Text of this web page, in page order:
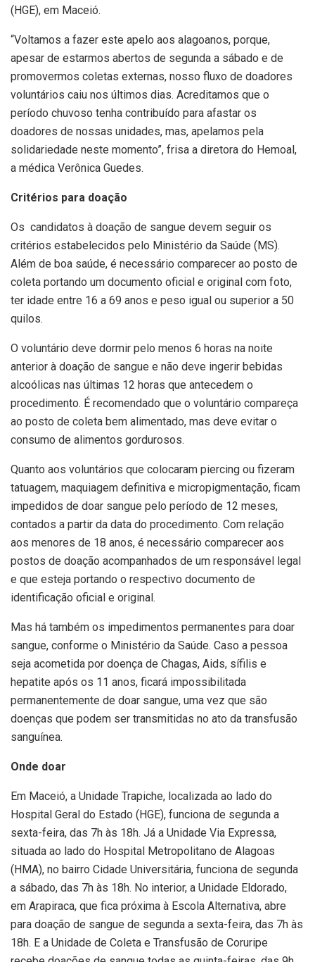
(HGE), em Maceió.
“Voltamos a fazer este apelo aos alagoanos, porque,
apesar de estarmos abertos de segunda a sábado e de
promovermos coletas externas, nosso fluxo de doadores
voluntários caiu nos últimos dias. Acreditamos que o
período chuvoso tenha contribuído para afastar os
doadores de nossas unidades, mas, apelamos pela
solidariedade neste momento”, frisa a diretora do Hemoal,
a médica Verônica Guedes.
Critérios para doação
Os candidatos à doação de sangue devem seguir os
critérios estabelecidos pelo Ministério da Saúde (MS).
Além de boa saúde, é necessário comparecer ao posto de
coleta portando um documento oficial e original com foto,
ter idade entre 16 a 69 anos e peso igual ou superior a 50
quilos.
O voluntário deve dormir pelo menos 6 horas na noite
anterior à doação de sangue e não deve ingerir bebidas
alcoólicas nas últimas 12 horas que antecedem o
procedimento. É recomendado que o voluntário compareça
ao posto de coleta bem alimentado, mas deve evitar o
consumo de alimentos gordurosos.
Quanto aos voluntários que colocaram piercing ou fizeram
tatuagem, maquiagem definitiva e micropigmentação, ficam
impedidos de doar sangue pelo período de 12 meses,
contados a partir da data do procedimento. Com relação
aos menores de 18 anos, é necessário comparecer aos
postos de doação acompanhados de um responsável legal
e que esteja portando o respectivo documento de
identificação oficial e original.
Mas há também os impedimentos permanentes para doar
sangue, conforme o Ministério da Saúde. Caso a pessoa
seja acometida por doença de Chagas, Aids, sífilis e
hepatite após os 11 anos, ficará impossibilitada
permanentemente de doar sangue, uma vez que são
doenças que podem ser transmitidas no ato da transfusão
sanguínea.
Onde doar
Em Maceió, a Unidade Trapiche, localizada ao lado do
Hospital Geral do Estado (HGE), funciona de segunda a
sexta-feira, das 7h às 18h. Já a Unidade Via Expressa,
situada ao lado do Hospital Metropolitano de Alagoas
(HMA), no bairro Cidade Universitária, funciona de segunda
a sábado, das 7h às 18h. No interior, a Unidade Eldorado,
em Arapiraca, que fica próxima à Escola Alternativa, abre
para doação de sangue de segunda a sexta-feira, das 7h às
18h. E a Unidade de Coleta e Transfusão de Coruripe